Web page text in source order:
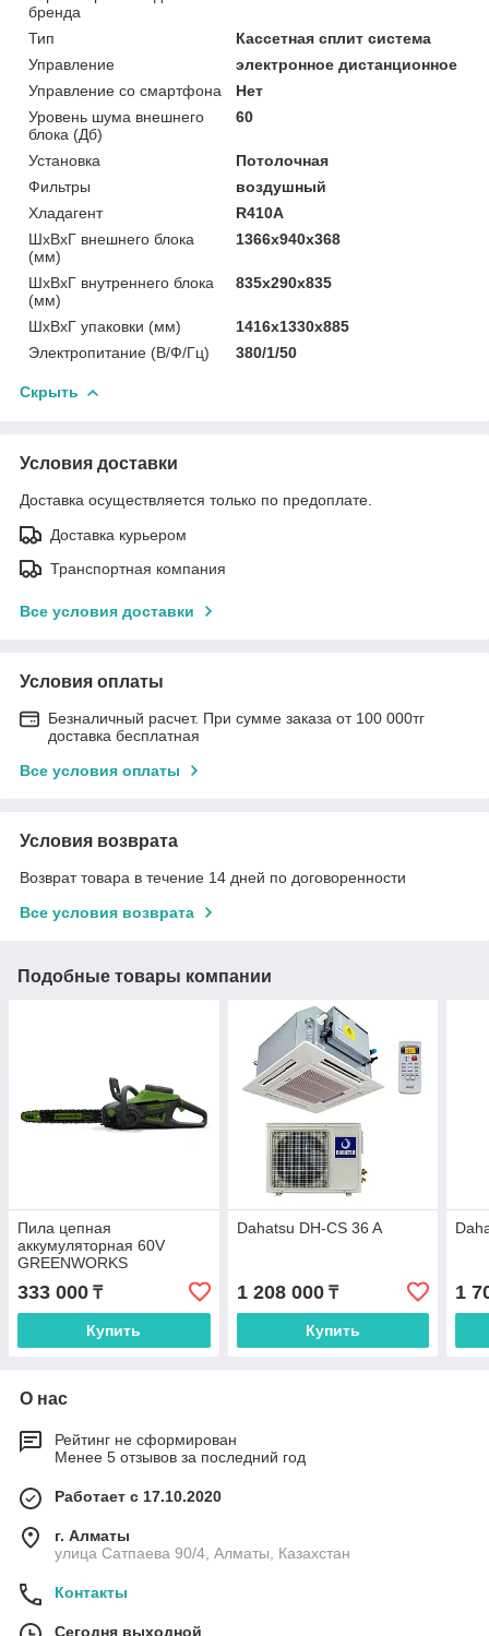
бренда
Тип
Кассетная сплит система
Управление
электронное дистанционное
Управление со смартфона
Нет
Уровень шума внешнего
блока (Дб)
60
Установка
Потолочная
Фильтры
воздушный
Хладагент
R410A
ШxВxГ внешнего блока
(мм)
1366x940x368
ШxВxГ внутреннего блока
(мм)
835x290x835
ШxВxГ упаковки (мм)
1416x1330x885
Электропитание (В/Ф/Гц)
380/1/50
Скрыть
Условия доставки
Доставка осуществляется только по предоплате.
Доставка курьером
Транспортная компания
Все условия доставки
Условия оплаты
Безналичный расчет. При сумме заказа от 100 000тг
доставка бесплатная
Все условия оплаты
Условия возврата
Возврат товара в течение 14 дней по договоренности
Все условия возврата
Подобные товары компании
Пила цепная
аккумуляторная 60V
GREENWORKS
GD60CS40K2 с АКБ 2АЧ и
ЗУ
333 000 ₸
Купить
Dahatsu DH-CS 36 A
1 208 000₸
Купить
1
О нас
Рейтинг не сформирован
Менее 5 отзывов за последний год
Работает с 17.10.2020
г. Алматы
улица Сатпаева 90/4, Алматы, Казахстан
Контакты
Сегодня выходной